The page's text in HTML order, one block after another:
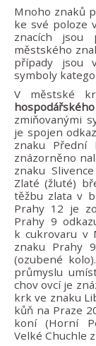
Mnoho znaků
ke své poloze
znacích jsou
městského
případy jsou
symboly
V městské
zmiňovanými
je spojen
znaku Přední
znázorněno
znaku
Zlaté (žluté)
těžbu zlata v
Prahy 12 je
Prahy 9
k cukrovaru v
znaku Prahy
(ozubené
průmyslu
chov ovcí je
krk ve znaku
kůň na Praze
koní (Horní
Velké Chuchle